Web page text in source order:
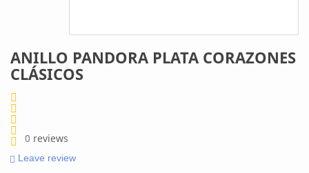
ANILLO PANDORA PLATA CORAZONES
CLÁSICOS
0 reviews
Leave review